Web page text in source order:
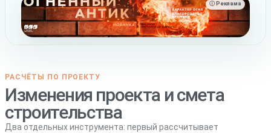
ⓘ Реклама
РАСЧЁТЫ ПО ПРОЕКТУ
Изменения проекта и смета
строительства
Два отдельных инструмента: первый рассчитывает